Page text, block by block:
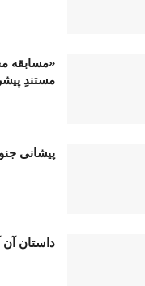
«مسابقه
مستندِ
پیشانی
داستان